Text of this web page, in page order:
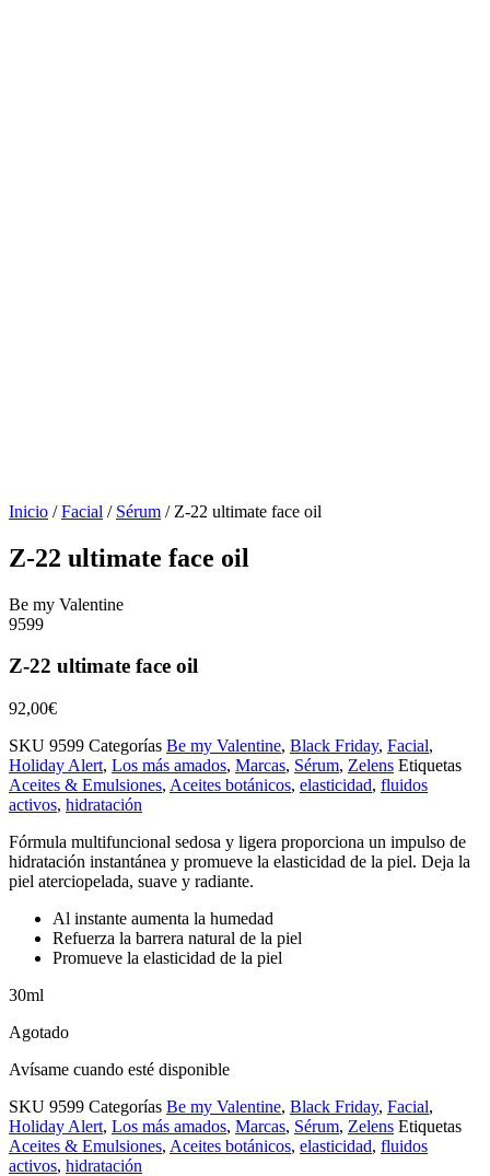
Inicio /Facial / Sérum / Z-22 ultimate face oil
Z-22 ultimate face oil
Be my Valentine
9599
Z-22 ultimate face oil
92,00€
SKU 9599 Categorías Be my Valentine, Black Friday, Facial,
Holiday Alert, Los más amados, Marcas, Sérum, Zelens Etiquetas
Aceites & Emulsiones, Aceites botánicos, elasticidad, fluidos
activos, hidratación
Fórmula multifuncional sedosa y ligera proporciona un impulso de
hidratación instantánea y promueve la elasticidad de la piel. Deja la
piel aterciopelada, suave y radiante.
Al instante aumenta la humedad
Refuerza la barrera natural de la piel
Promueve la elasticidad de la piel
30ml
Agotado
Avísame cuando esté disponible
SKU 9599 Categorías Be my Valentine, Black Friday, Facial,
Holiday Alert, Los más amados, Marcas, Sérum, Zelens Etiquetas
Aceites & Emulsiones, Aceites botánicos, elasticidad, fluidos
activos, hidratación